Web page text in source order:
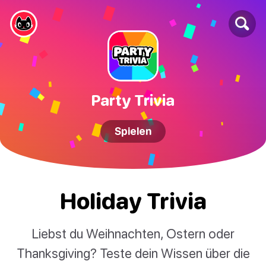
Party Trivia
Spielen
Holiday Trivia
Liebst du Weihnachten, Ostern oder
Thanksgiving? Teste dein Wissen über die